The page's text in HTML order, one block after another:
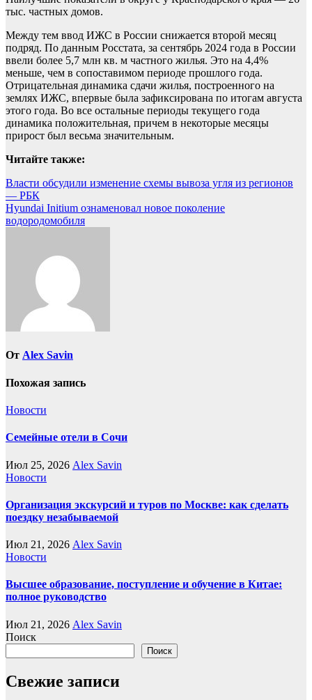
тыс. частных домов.
Между тем ввод ИЖС в России снижается второй месяц
подряд. По данным Росстата, за сентябрь 2024 года в России
ввели более 5,7 млн кв. м частного жилья. Это на 4,4%
меньше, чем в сопоставимом периоде прошлого года.
Отрицательная динамика сдачи жилья, построенного на
землях ИЖС, впервые была зафиксирована по итогам августа
этого года. Во все остальные периоды текущего года
динамика положительная, причем в некоторые месяцы
прирост был весьма значительным.
Читайте также:
Навигация
по
записям
Власти обсудили изменение схемы вывоза угля из регионов
— РБК
Hyundai Initium ознаменовал новое поколение
водородомобиля
От Alex Savin
Похожая запись
Новости
Семейные отели в Сочи
Июл 25, 2026 Alex Savin
Новости
Организация экскурсий и туров по Москве: как сделать
поездку незабываемой
Июл 21, 2026 Alex Savin
Новости
Высшее образование, поступление и обучение в Китае:
полное руководство
Июл 21, 2026 Alex Savin
Поиск
Поиск
Свежие записи